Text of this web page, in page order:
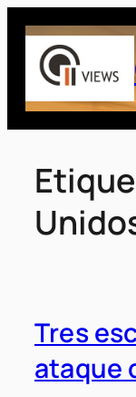
Saltar
contenido
Tres
ataque